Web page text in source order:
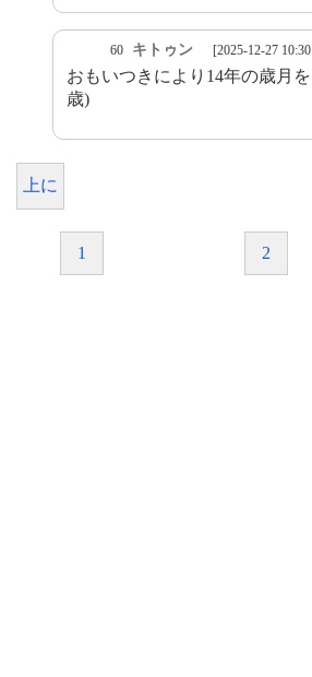
60 キトゥン [2025-12-27
おもいつきにより14年の歳月
歳)
上に
1 2